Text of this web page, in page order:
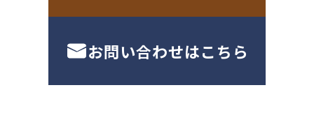
お問い合わせはこちら